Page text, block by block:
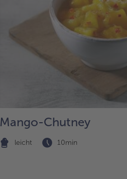
Mango-Chutney
leicht 10min